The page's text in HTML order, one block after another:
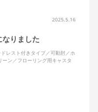
2025.5.16
りました
レスト付きタイプ／可動肘／ホ
ン／フローリング用キャスタ